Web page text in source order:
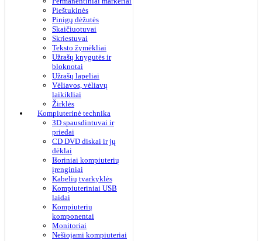
Pieštukinės
Pinigų dėžutės
Skaičiuotuvai
Skriestuvai
Teksto žymėkliai
Užrašų knygutės ir
bloknotai
Užrašų lapeliai
Vėliavos, vėliavų
laikikliai
Žirklės
Kompiuterinė technika
3D spausdintuvai ir
priedai
CD DVD diskai ir jų
dėklai
Išoriniai kompiuterių
įrenginiai
Kabelių tvarkyklės
Kompiuteriniai USB
laidai
Kompiuterių
komponentai
Monitoriai
Nešiojami kompiuteriai